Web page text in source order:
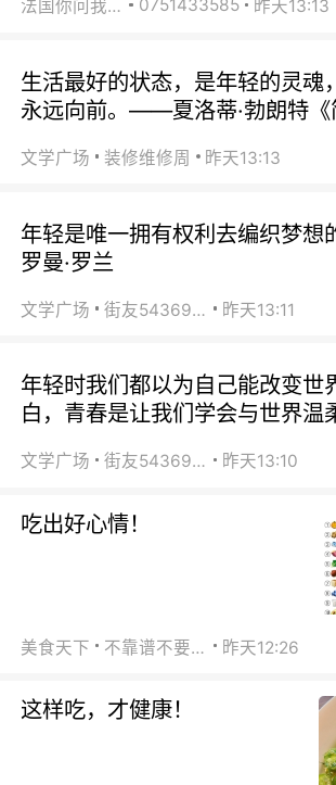
法国你问我答 0751433585 昨天13:13
生活最好的状态，是年轻的灵魂
永远向前。——夏洛蒂·勃朗特《
文学广场 装修维修周 昨天13:13
年轻是唯一拥有权利去编织梦
罗曼·罗兰
文学广场 街友54369822 昨天13:11
年轻时我们都以为自己能改变世
白，青春是让我们学会与世界
文学广场 街友54369822 昨天13:10
吃出好心情！
美食天下 不靠谱不要联系 昨天12:26
这样吃，才健康！